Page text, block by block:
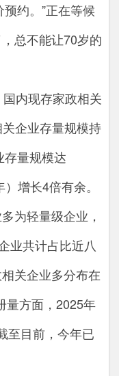
约。”正在等候
总不能让70岁的
内现存家政相关
企业存量规模持
量规模达
增长4倍有余。
为轻量级企业，
业共计占比近八
关企业多分布在
量方面，2025年
至目前，今年已